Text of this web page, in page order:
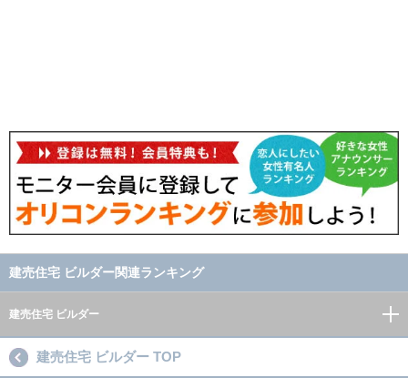
建売住宅 ビルダー関連ランキング
建売住宅 ビルダー
建売住宅 ビルダー TOP